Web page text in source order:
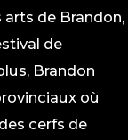
de Brandon,
de
Brandon
où
cerfs de